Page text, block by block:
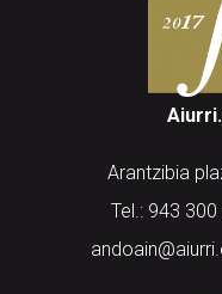
Arantzibia
Tel.: 943